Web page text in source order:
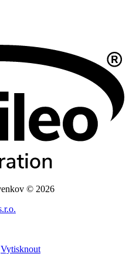
© 2026
Vytisknout